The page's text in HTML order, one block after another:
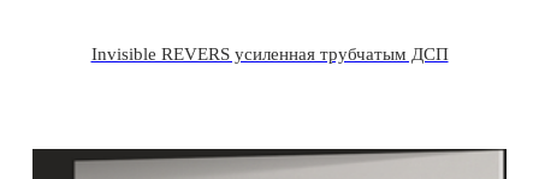
Invisible REVERS усиленная трубчатым ДСП